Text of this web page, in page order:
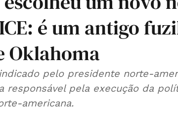
é um antigo
Oklahoma
pelo presidente norte-
americana.